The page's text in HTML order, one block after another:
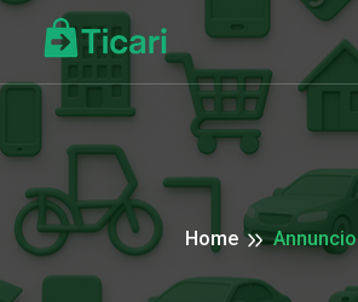
Home Annuncio